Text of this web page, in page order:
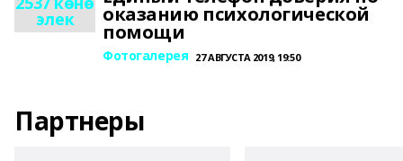
элек оказанию психологической
помощи
Фотогалерея 27 АВГУСТА 2019, 19:50
Партнеры